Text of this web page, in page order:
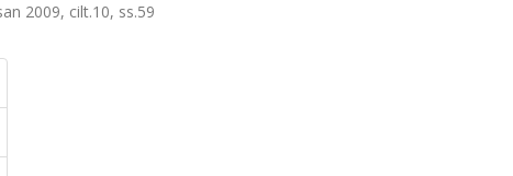
2009, cilt.10, ss.59